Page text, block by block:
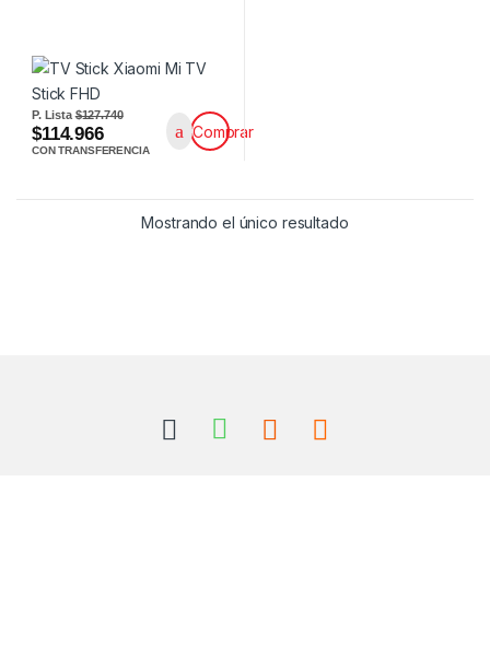
P. Lista$127.740
$114.966
CON TRANSFERENCIA
Comprar
Mostrando el único resultado